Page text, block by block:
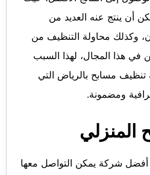
أن ينتج عنه العديد من
وكذلك محاولة التنظيف من
هذا المجال، لهذا السبب
مسابح بالرياض التي
ومضمونة.
المنزلي
أفضل شركة يمكن التواصل معها